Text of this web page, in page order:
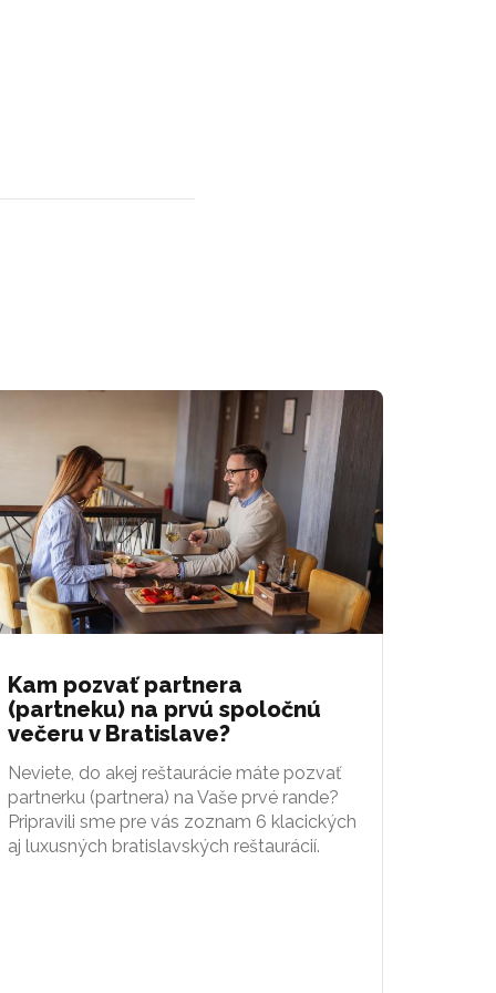
Kam pozvať partnera
(partneku) na prvú spoločnú
večeru v Bratislave?
Neviete, do akej reštaurácie máte pozvať
partnerku (partnera) na Vaše prvé rande?
Pripravili sme pre vás zoznam 6 klacických
aj luxusných bratislavských reštaurácií.